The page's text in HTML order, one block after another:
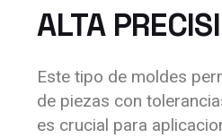
ALTA
Este tipo de moldes
de piezas con
es crucial para